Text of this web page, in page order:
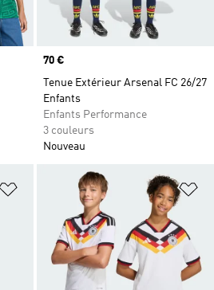
Prix
70 €
Tenue Extérieur Arsenal FC 26/27
Enfants
Enfants Performance
3 couleurs
Nouveau
Ajouter à la Liste de produits